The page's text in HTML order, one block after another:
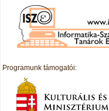
Programunk támogatói: